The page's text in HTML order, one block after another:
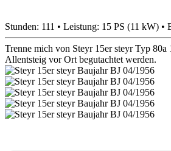
Stunden: 111 • Leistung: 15 PS (11 kW) •
Trenne mich von Steyr 15er steyr Typ 80a
Allentsteig vor Ort begutachtet werden.